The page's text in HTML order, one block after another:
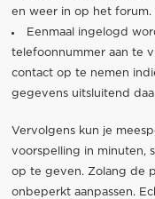
en weer in op het forum.
Eenmaal ingelogd
telefoonnummer aan te
contact op te nemen
gegevens uitsluitend
Vervolgens kun je
voorspelling in minuten,
op te geven. Zolang de
onbeperkt aanpassen.